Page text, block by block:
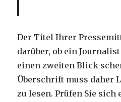
Der Titel Ihrer
darüber, ob ein
einen zweiten Blick
Überschrift muss daher
zu lesen. Prüfen Sie sich